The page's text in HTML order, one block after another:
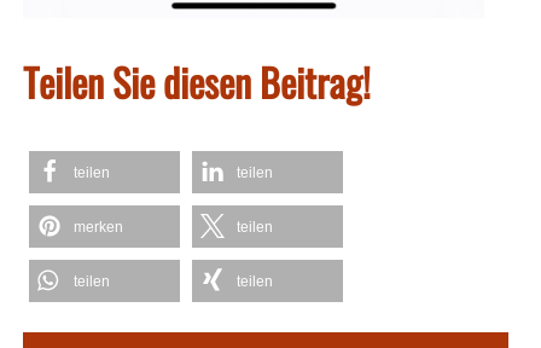
Teilen Sie diesen Beitrag!
teilen teilen
merken teilen
teilen teilen